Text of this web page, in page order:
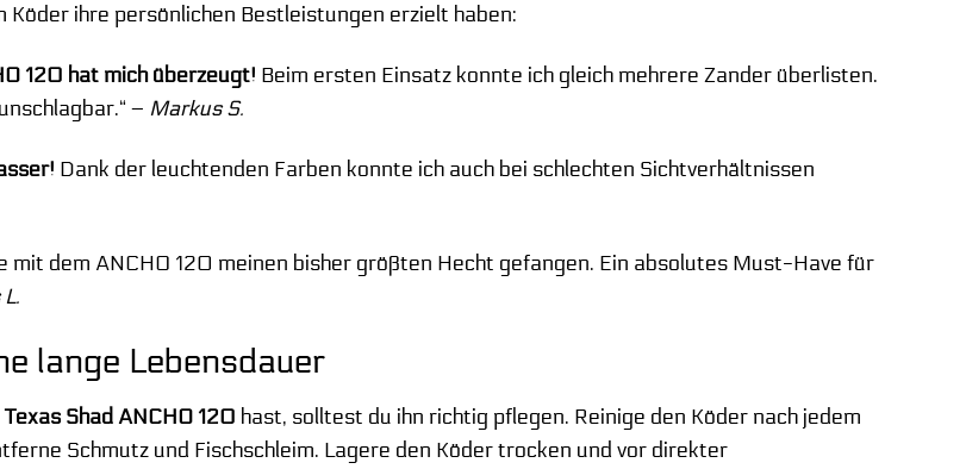
Köder ihre persönlichen Bestleistungen erzielt haben:
120 hat mich überzeugt! Beim ersten Einsatz konnte ich gleich mehrere Zander überlisten.
– Markus S.
Dank der leuchtenden Farben konnte ich auch bei schlechten Sichtverhältnissen
mit dem ANCHO 120 meinen bisher größten Hecht gefangen. Ein absolutes Must-Have für
lange Lebensdauer
Texas Shad ANCHO 120 hast, solltest du ihn richtig pflegen. Reinige den Köder nach jedem
Schmutz und Fischschleim. Lagere den Köder trocken und vor direkter